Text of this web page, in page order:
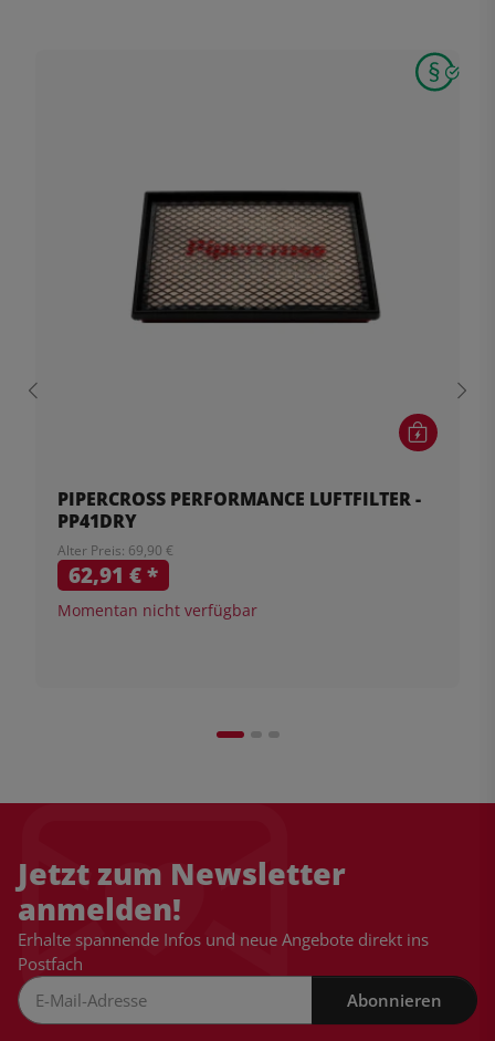
PIPERCROSS PERFORMANCE LUFTFILTER -
PP41DRY
Alter Preis: 69,90 €
62,91 €*
Momentan nicht verfügbar
Jetzt zum Newsletter
anmelden!
Erhalte spannende Infos und neue Angebote direkt ins
Postfach
Abonnieren